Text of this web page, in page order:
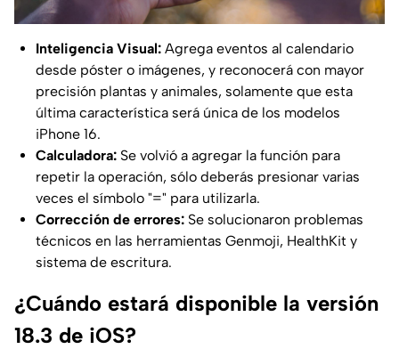
Inteligencia Visual: Agrega eventos al calendario
desde póster o imágenes, y reconocerá con mayor
precisión plantas y animales, solamente que esta
última característica será única de los modelos
iPhone 16.
Calculadora: Se volvió a agregar la función para
repetir la operación, sólo deberás presionar varias
veces el símbolo "=" para utilizarla.
Corrección de errores: Se solucionaron problemas
técnicos en las herramientas Genmoji, HealthKit y
sistema de escritura.
¿Cuándo estará disponible la versión
18.3 de iOS?